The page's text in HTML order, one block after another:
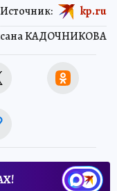
КАДОЧНИКОВА
Источник: kp.ru